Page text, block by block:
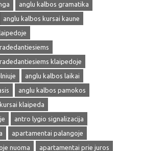
anglu kalbos gramatika
anglu kalbos kursai kaune
klaipedoje
anglu kalbos laikai
anglu kalbos pamokos
klaipeda
antro lygio signalizacija
apartamentai palangoje
nuoma
apartamentai prie juros